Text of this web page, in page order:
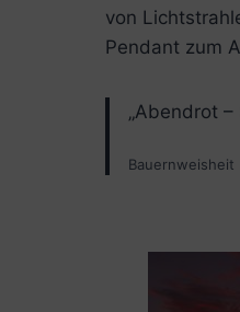
von
Pendant zum
„Abendrot –
Bauernweisheit